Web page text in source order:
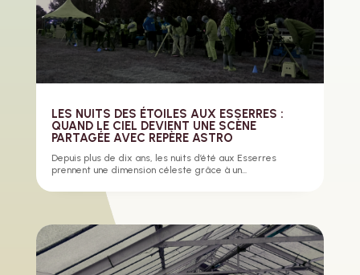
LES NUITS DES ÉTOILES AUX ESSERRES :
QUAND LE CIEL DEVIENT UNE SCÈNE
PARTAGÉE AVEC REPÈRE ASTRO
Depuis plus de dix ans, les nuits d’été aux Esserres
prennent une dimension céleste grâce à un...